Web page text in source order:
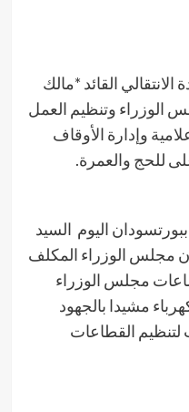
القائد *مالك
الوزراء وتنظيم العمل
وإدارة الأوقاف
للحج والعمرة.
اليوم السيد
مجلس الوزراء المكلف
مجلس الوزراء
مشيدا بالجهود
لتنظيم القطاعات